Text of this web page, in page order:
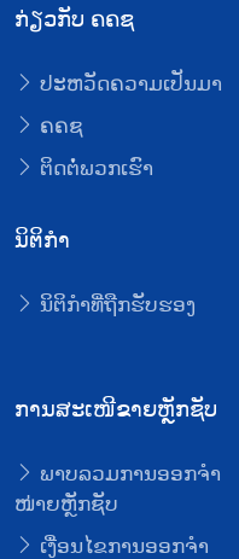
ກ່ຽວກັບ ຄຄຊ
ປະຫວັດຄວາມເປັນມາ
ຄຄຊ
ຕິດຕໍ່ພວກເຮົາ
ນິຕິກໍາ
ນິຕິກໍາທີ່ຖືກຮັບຮອງ
ການສະເໜີຂາຍຫຼັກຊັບ
ພາບລວມການອອກຈໍາ
ໜ່າຍຫຼັກຊັບ
ເງື່ອນໄຂການອອກຈໍາ